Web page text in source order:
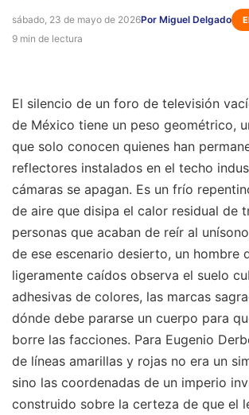
sábado, 23 de mayo de 2026Por Miguel Delgado
9 min de lectura
El silencio de un foro de televisión
de México tiene un peso geométrico,
que solo conocen quienes han
reflectores instalados en el techo
cámaras se apagan. Es un frío
de aire que disipa el calor residual de
personas que acaban de reír al
de ese escenario desierto, un hombre
ligeramente caídos observa el suelo
adhesivas de colores, las marcas
dónde debe pararse un cuerpo para
borre las facciones. Para Eugenio
de líneas amarillas y rojas no era un
sino las coordenadas de un imperio
construido sobre la certeza de que el